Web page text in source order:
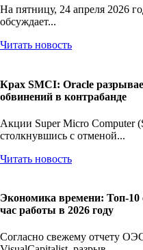
На пятницу, 24 апреля 2026
обсуждает...
Читать новость
Крах SMCI: Oracle
обвинений в контрабанде
Акции Super Micro Computer
столкнувшись с отменой...
Читать новость
Экономика времени: Топ-
час работы в 2026 году
Согласно свежему отчету